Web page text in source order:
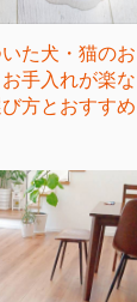
た犬・猫のお
手入れが楽な
方とおすすめ